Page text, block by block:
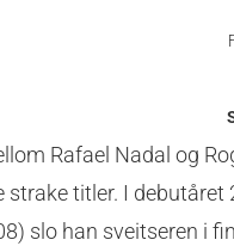
Rafael Nadal og
strake titler. I
slo han sveitseren i